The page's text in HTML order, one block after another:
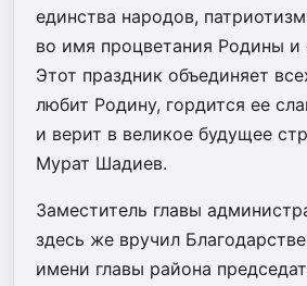
единства народов,
во имя процветания Родины и
Этот праздник объединяет
любит Родину, гордится ее
и верит в великое будущее
Мурат Шадиев.
Заместитель главы
здесь же вручил
имени главы района